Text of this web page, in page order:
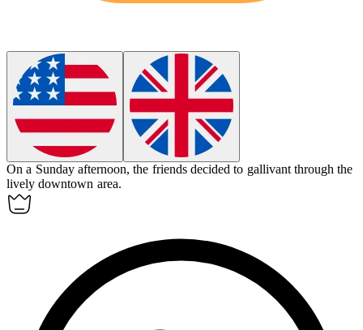
On a Sunday afternoon, the friends decided to gallivant through the
lively downtown area.